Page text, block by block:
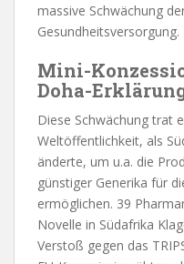
massive Schwächung
Gesundheitsversorgung.
Mini-
Doha-
Diese Schwächung trat
Weltöffentlichkeit, als
änderte, um u.a. die
günstiger Generika für
ermöglichen. 39
Novelle in Südafrika
Verstoß gegen das